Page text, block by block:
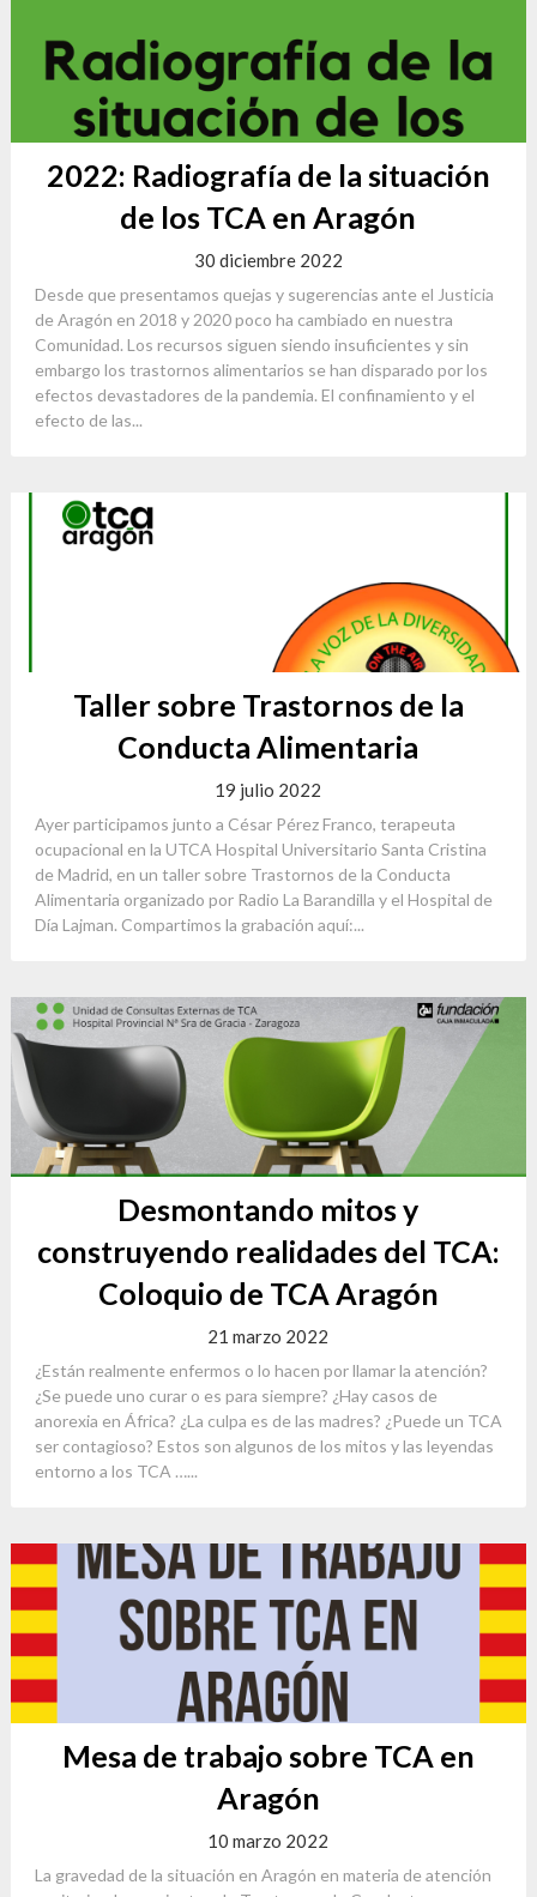
2022: Radiografía de la situación
de los TCA en Aragón
30 diciembre 2022
Desde que presentamos quejas y sugerencias ante el Justicia
de Aragón en 2018 y 2020 poco ha cambiado en nuestra
Comunidad. Los recursos siguen siendo insuficientes y sin
embargo los trastornos alimentarios se han disparado por los
efectos devastadores de la pandemia. El confinamiento y el
efecto de las...
Taller sobre Trastornos de la
Conducta Alimentaria
19 julio 2022
Ayer participamos junto a César Pérez Franco, terapeuta
ocupacional en la UTCA Hospital Universitario Santa Cristina
de Madrid, en un taller sobre Trastornos de la Conducta
Alimentaria organizado por Radio La Barandilla y el Hospital de
Día Lajman. Compartimos la grabación aquí:...
Desmontando mitos y
construyendo realidades del TCA:
Coloquio de TCA Aragón
21 marzo 2022
¿Están realmente enfermos o lo hacen por llamar la atención?
¿Se puede uno curar o es para siempre? ¿Hay casos de
anorexia en África? ¿La culpa es de las madres? ¿Puede un TCA
ser contagioso? Estos son algunos de los mitos y las leyendas
entorno a los TCA …...
Mesa de trabajo sobre TCA en
Aragón
10 marzo 2022
La gravedad de la situación en Aragón en materia de atención